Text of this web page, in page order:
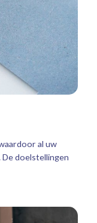
al uw
doelstellingen